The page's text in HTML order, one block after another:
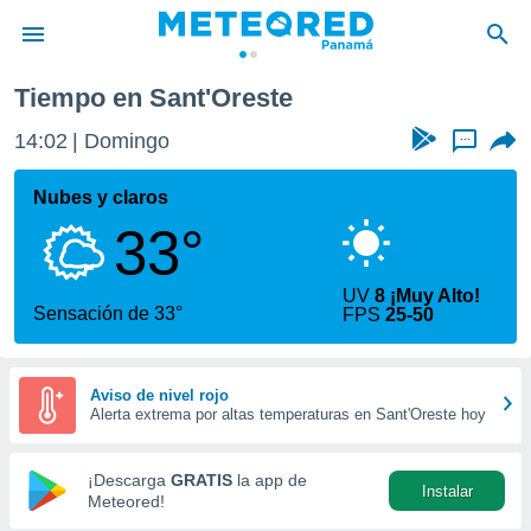
de
ha
calidad.
a este
las
y
forma
digital
basada
Tiempo en Sant'Oreste
14:02 Domingo ...
Nubes y claros
33°
Sensación de 33°
UV8 ¡Muy Alto!
FPS25-50
Aviso de nivel rojo
Alerta extrema por altas temperaturas en Sant'Oreste hoy
¡Descarga GRATIS la app de
Meteored!
Instalar